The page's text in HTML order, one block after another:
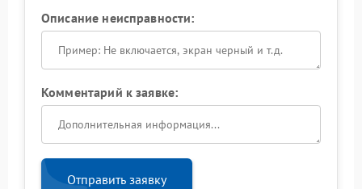
Описание неисправности:
Комментарий к заявке:
Отправить заявку